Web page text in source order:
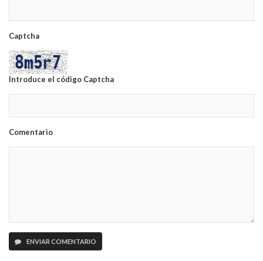
Captcha
Introduce el código Captcha
Comentario
ENVIAR COMENTARIO